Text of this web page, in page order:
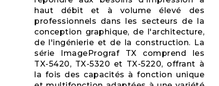
haut débit et à volume élevé des
professionnels dans les secteurs de la
conception graphique, de l'architecture,
de l'ingénierie et de la construction. La
série ImagePrograf TX comprend les
TX-5420, TX-5320 et TX-5220, offrant à
la fois des capacités à fonction unique